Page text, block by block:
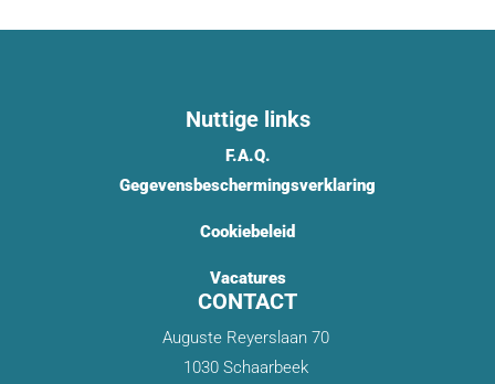
Nuttige links
F.A.Q.
Gegevensbeschermingsverklaring
Cookiebeleid
Vacatures
CONTACT
Auguste Reyerslaan 70
1030 Schaarbeek